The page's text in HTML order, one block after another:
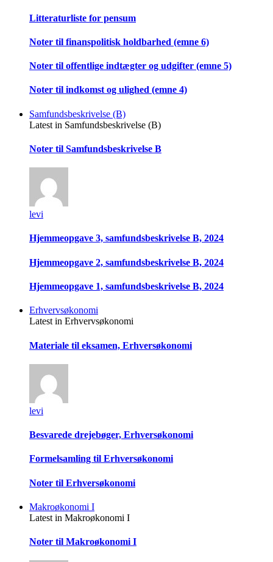
Litteraturliste for pensum
Noter til finanspolitisk holdbarhed (emne 6)
Noter til offentlige indtægter og udgifter (emne 5)
Noter til indkomst og ulighed (emne 4)
Samfundsbeskrivelse (B)
Latest in Samfundsbeskrivelse (B)
Noter til Samfundsbeskrivelse B
levi
Hjemmeopgave 3, samfundsbeskrivelse B, 2024
Hjemmeopgave 2, samfundsbeskrivelse B, 2024
Hjemmeopgave 1, samfundsbeskrivelse B, 2024
Erhvervsøkonomi
Latest in Erhvervsøkonomi
Materiale til eksamen, Erhversøkonomi
levi
Besvarede drejebøger, Erhversøkonomi
Formelsamling til Erhversøkonomi
Noter til Erhversøkonomi
Makroøkonomi I
Latest in Makroøkonomi I
Noter til Makroøkonomi I